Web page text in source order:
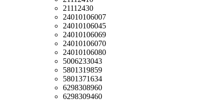
21112430
24010106007
24010106045
24010106069
24010106070
24010106080
5006233043
5801319859
5801371634
6298308960
6298309460